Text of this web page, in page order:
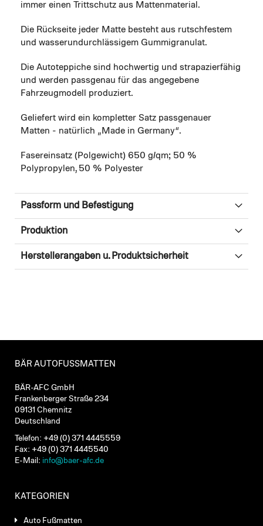
immer einen Trittschutz aus Mattenmaterial.
Die Rückseite jeder Matte besteht aus rutschfestem
und wasserundurchlässigem Gummigranulat.
Die Autoteppiche sind hochwertig und strapazierfähig
und werden passgenau für das angegebene
Fahrzeugmodell produziert.
Geliefert wird ein kompletter Satz passgenauer
Matten - natürlich „Made in Germany“.
Fasereinsatz (Polgewicht) 650 g/qm; 50 %
Polypropylen, 50 % Polyester
Passform und Befestigung
Produktion
Herstellerangaben u. Produktsicherheit
BÄR AUTOFUSSMATTEN
BÄR-AFC GmbH
Frankenberger Straße 234
09131 Chemnitz
Deutschland
Telefon: +49 (0) 371 4445559
Fax: +49 (0) 371 4445540
E-Mail: info@baer-afc.de
KATEGORIEN
Auto Fußmatten